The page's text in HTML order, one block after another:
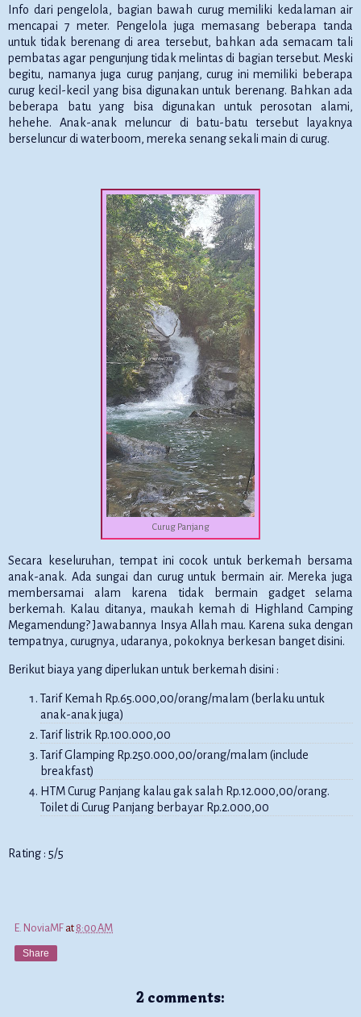
Info dari pengelola, bagian bawah curug memiliki kedalaman air
mencapai 7 meter. Pengelola juga memasang beberapa tanda
untuk tidak berenang di area tersebut, bahkan ada semacam tali
pembatas agar pengunjung tidak melintas di bagian tersebut. Meski
begitu, namanya juga curug panjang, curug ini memiliki beberapa
curug kecil-kecil yang bisa digunakan untuk berenang. Bahkan ada
beberapa batu yang bisa digunakan untuk perosotan alami,
hehehe. Anak-anak meluncur di batu-batu tersebut layaknya
berseluncur di waterboom, mereka senang sekali main di curug.
Curug Panjang
Secara keseluruhan, tempat ini cocok untuk berkemah bersama
anak-anak. Ada sungai dan curug untuk bermain air. Mereka juga
membersamai alam karena tidak bermain gadget selama
berkemah. Kalau ditanya, maukah kemah di Highland Camping
Megamendung? Jawabannya Insya Allah mau. Karena suka dengan
tempatnya, curugnya, udaranya, pokoknya berkesan banget disini.
Berikut biaya yang diperlukan untuk berkemah disini :
Tarif Kemah Rp.65.000,00/orang/malam (berlaku untuk
anak-anak juga)
Tarif listrik Rp.100.000,00
Tarif Glamping Rp.250.000,00/orang/malam (include
breakfast)
HTM Curug Panjang kalau gak salah Rp.12.000,00/orang.
Toilet di Curug Panjang berbayar Rp.2.000,00
Rating : 5/5
E. NoviaMF at 8:00 AM
Share
2 comments: